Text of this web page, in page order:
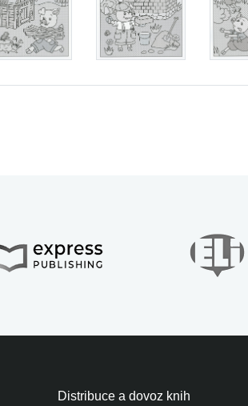
Distribuce a dovoz knih